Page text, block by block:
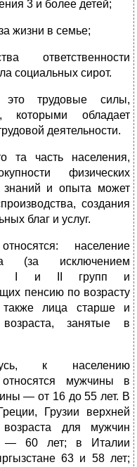
3 и более детей;
жизни в семье;
ответственности
социальных сирот.
трудовые силы,
которыми обладает
деятельности.
та часть населения,
физических
знаний и опыта может
создания
благ и услуг.
население
(за исключением
I и II групп и
пенсию по возрасту
лица старше и
занятые в
к населению
относятся мужчины в
— от 16 до 55 лет. В
Грузии верхней
возраста для мужчин
— 60 лет; в Италии
63 и 58 лет;